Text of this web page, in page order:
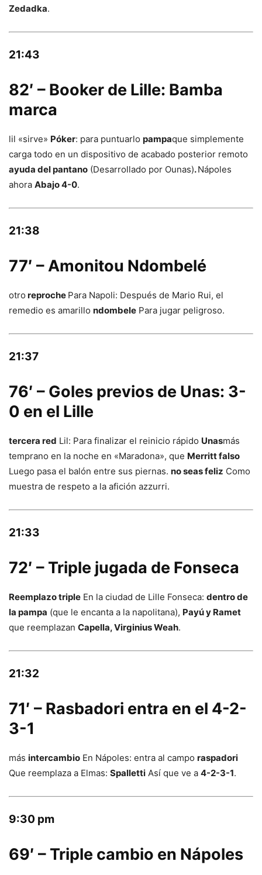
Zedadka.
21:43
82′ – Booker de Lille: Bamba
marca
lil «sirve» Póker: para puntuarlo pampaque simplemente
carga todo en un dispositivo de acabado posterior remoto
ayuda del pantano (Desarrollado por Ounas).Nápoles
ahora Abajo 4-0.
21:38
77′ – Amonitou Ndombelé
otro reproche Para Napoli: Después de Mario Rui, el
remedio es amarillo ndombele Para jugar peligroso.
21:37
76′ – Goles previos de Unas: 3-
0 en el Lille
tercera red Lil: Para finalizar el reinicio rápido Unasmás
temprano en la noche en «Maradona», que Merritt falso
Luego pasa el balón entre sus piernas. no seas feliz Como
muestra de respeto a la afición azzurri.
21:33
72′ – Triple jugada de Fonseca
Reemplazo triple En la ciudad de Lille Fonseca: dentro de
la pampa (que le encanta a la napolitana), Payú y Ramet
que reemplazan Capella, Virginius Weah.
21:32
71′ – Rasbadori entra en el 4-2-
3-1
más intercambio En Nápoles: entra al campo raspadori
Que reemplaza a Elmas: Spalletti Así que ve a 4-2-3-1.
9:30 pm
69′ – Triple cambio en Nápoles